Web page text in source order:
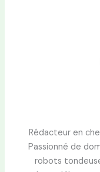
Rédacteur en
Passionné de
robots